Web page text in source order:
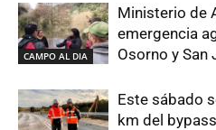
CAMPO AL DIA
Ministerio de
emergencia
Osorno y San
Este sábado
km del